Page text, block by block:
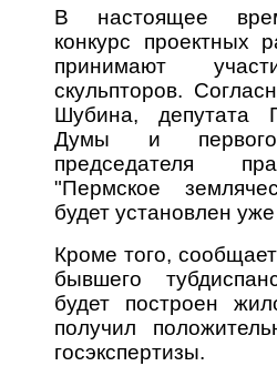
В настоящее
конкурс проектных
принимают
скульпторов.
Шубина, депутата
Думы и первого
председателя
"Пермское
будет установлен
Кроме того,
бывшего
будет построен
получил
госэкспертизы.